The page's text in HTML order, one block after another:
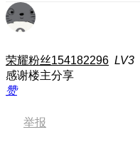
荣耀粉丝154182296 LV3
感谢楼主分享
赞
举报